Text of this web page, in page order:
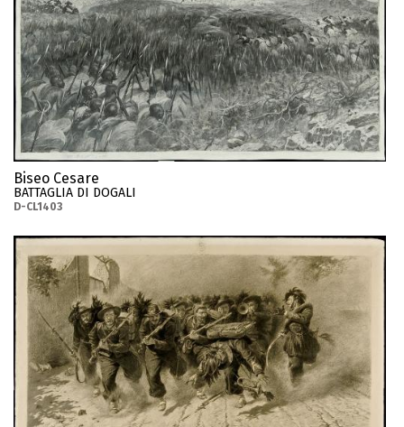
Biseo Cesare
BATTAGLIA DI DOGALI
D-CL1403